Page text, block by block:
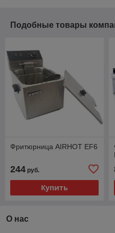
Подобные товары
Фритюрница AIRHOT EF6
244 руб.
Купить
О нас